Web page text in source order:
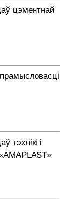
цэментнай
тэхнікі і